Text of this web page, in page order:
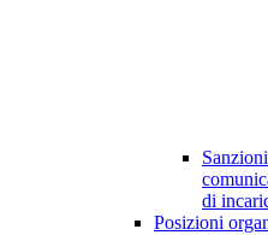
di
Posizioni